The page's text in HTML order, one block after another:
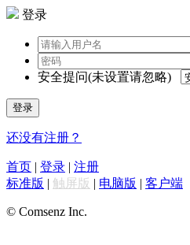
登录
安全提问(未设置请忽略)
登录
还没有注册？
首页 | 登录 | 注册
标准版 | 触屏版 | 电脑版 | 客户端
© Comsenz Inc.